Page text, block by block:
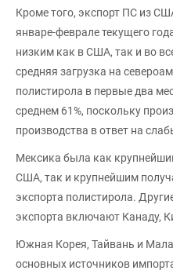
Кроме того, экспорт ПС из
январе-феврале текущего
низким как в США, так и во
средняя загрузка на
полистирола в первые два
среднем 61%, поскольку
производства в ответ на
Мексика была как
США, так и крупнейшим
экспорта полистирола.
экспорта включают Канаду,
Южная Корея, Тайвань и
основных источников